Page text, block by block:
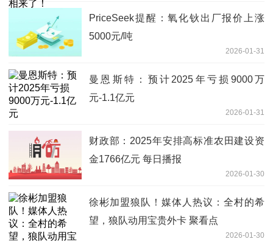
PriceSeek提醒：氧化钬出厂报价上涨
5000元/吨
2026-01-31
曼恩斯特：预计2025年亏损9000万
元-1.1亿元
2026-01-31
财政部：2025年安排高标准农田建设资
金1766亿元 每日播报
2026-01-30
徐彬加盟狼队！媒体人热议：全村的希
望，狼队动用宝贵外卡 聚看点
2026-01-30